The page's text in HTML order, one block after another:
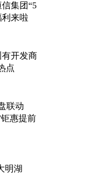
集团“5
来啦
开发商
点
联动
惠提前
明湖